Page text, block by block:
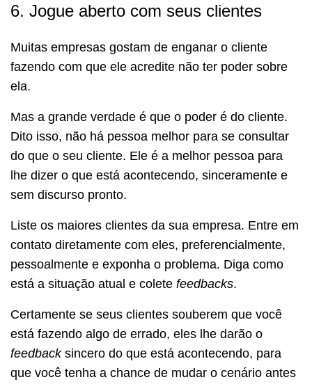
6. Jogue aberto com seus clientes
Muitas empresas gostam de enganar o cliente
fazendo com que ele acredite não ter poder sobre
ela.
Mas a grande verdade é que o poder é do cliente.
Dito isso, não há pessoa melhor para se consultar
do que o seu cliente. Ele é a melhor pessoa para
lhe dizer o que está acontecendo, sinceramente e
sem discurso pronto.
Liste os maiores clientes da sua empresa. Entre em
contato diretamente com eles, preferencialmente,
pessoalmente e exponha o problema. Diga como
está a situação atual e colete feedbacks.
Certamente se seus clientes souberem que você
está fazendo algo de errado, eles lhe darão o
feedbacksincero do que está acontecendo, para
que você tenha a chance de mudar o cenário antes